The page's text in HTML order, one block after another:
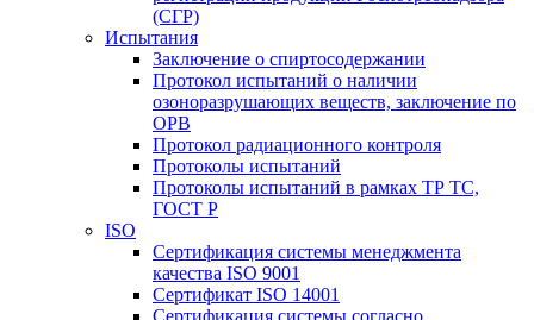
(СГР)
Испытания
Заключение о спиртосодержании
Протокол испытаний о наличии
озоноразрушающих веществ, заключение по
ОРВ
Протокол радиационного контроля
Протоколы испытаний
Протоколы испытаний в рамках ТР ТС,
ГОСТ Р
ISO
Сертификация системы менеджмента
качества ISO 9001
Сертификат ISO 14001
Сертификация системы согласно